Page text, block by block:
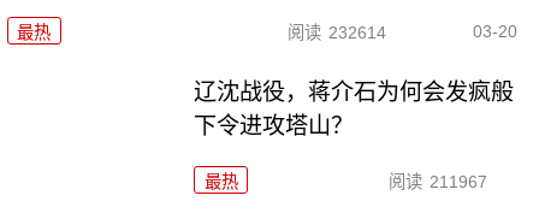
最热 阅读 232614 03-20
辽沈战役，蒋介石为何会发疯般
下令进攻塔山？
最热 阅读 211967